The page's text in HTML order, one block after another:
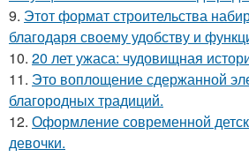
9. Этот формат строительства
благодаря своему удобству и
10. 20 лет ужаса: чудовищная
11. Это воплощение сдержанной
благородных традиций.
12. Оформление современной
девочки.